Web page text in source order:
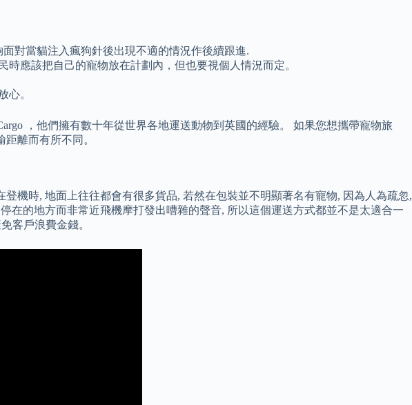
對當貓注入瘋狗針後出現不適的情況作後續跟進.
應該把自己的寵物放在計劃內，但也要視個人情況而定。
心。
，他們擁有數十年從世界各地運送動物到英國的經驗。 如果您想攜帶寵物旅
離而有所不同。
機時, 地面上往往都會有很多貨品, 若然在包裝並不明顯著名有寵物, 因為人為疏忽,
在的地方而非常近飛機摩打發出嘈雜的聲音, 所以這個運送方式都並不是太適合一
客戶浪費金錢。